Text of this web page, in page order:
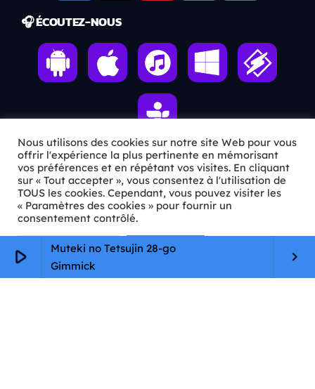
play_arrow
Muteki no Tetsujin 28-go
Gimmick
keyboard_arrow_right
🎧 ÉCOUTEZ-NOUS
ℹ️ INFOS PRATIQUES
✉️Contact
🦊Qui sommes-nous ?
📄
Mentions légales
Nous utilisons des cookies sur notre site Web pour vous
offrir l'expérience la plus pertinente en mémorisant
vos préférences et en répétant vos visites. En cliquant
sur « Tout accepter », vous consentez à l'utilisation de
TOUS les cookies. Cependant, vous pouvez visiter les
« Paramètres des cookies » pour fournir un
consentement contrôlé.
Paramètres Cookie Tout accepter